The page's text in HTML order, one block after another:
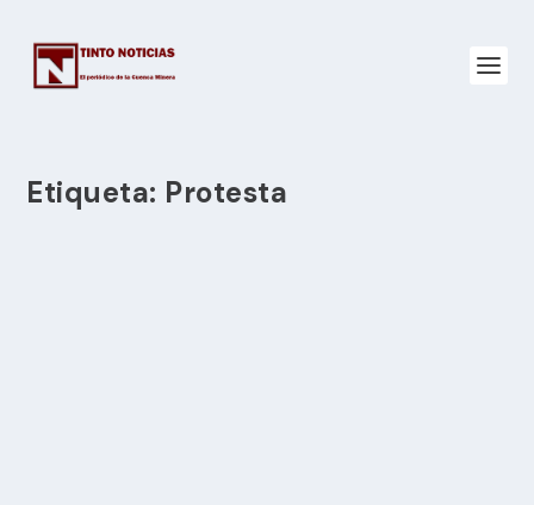
Etiqueta: Protesta